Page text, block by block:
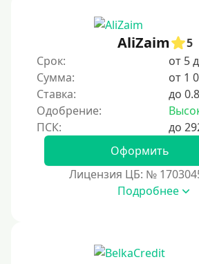
AliZaim
5
Срок:
от 5
Сумма:
от 1
Ставка:
до
Одобрение:
Оформить
Лицензия ЦБ: №
Подробнее